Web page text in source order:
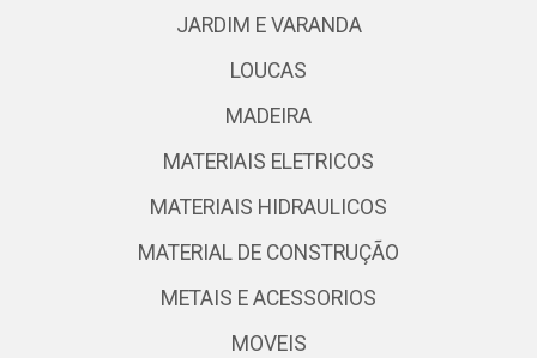
JARDIM E VARANDA
LOUCAS
MADEIRA
MATERIAIS ELETRICOS
MATERIAIS HIDRAULICOS
MATERIAL DE CONSTRUÇÃO
METAIS E ACESSORIOS
MOVEIS